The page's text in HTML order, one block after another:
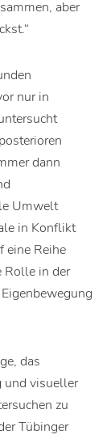
aber
nur in
dann
Umwelt
in Konflikt
eine Reihe
Rolle in der
das
und visueller
zu
Tübinger